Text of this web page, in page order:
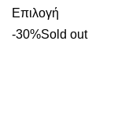
Επιλογή
-30%Sold out